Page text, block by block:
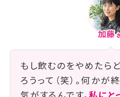
もし飲むのをやめたら
ろうって（笑）。何かが